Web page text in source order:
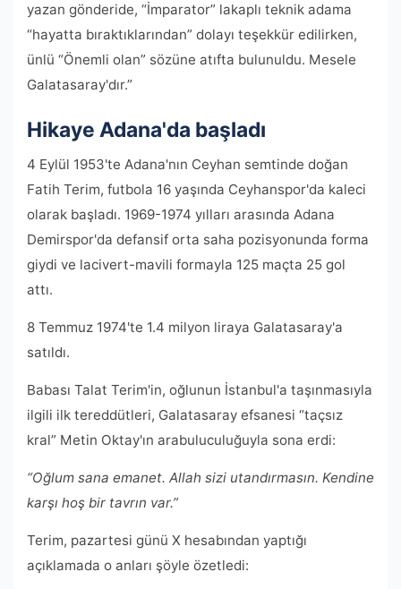
yazan gönderide, “İmparator” lakaplı teknik adama
“hayatta bıraktıklarından” dolayı teşekkür edilirken,
ünlü “Önemli olan” sözüne atıfta bulunuldu. Mesele
Galatasaray'dır.”
Hikaye Adana'da başladı
4 Eylül 1953'te Adana'nın Ceyhan semtinde doğan
Fatih Terim, futbola 16 yaşında Ceyhanspor'da kaleci
olarak başladı. 1969-1974 yılları arasında Adana
Demirspor'da defansif orta saha pozisyonunda forma
giydi ve lacivert-mavili formayla 125 maçta 25 gol
attı.
8 Temmuz 1974'te 1.4 milyon liraya Galatasaray'a
satıldı.
Babası Talat Terim'in, oğlunun İstanbul'a taşınmasıyla
ilgili ilk tereddütleri, Galatasaray efsanesi “taçsız
kral” Metin Oktay'ın arabuluculuğuyla sona erdi:
“Oğlum sana emanet. Allah sizi utandırmasın. Kendine
karşı hoş bir tavrın var.”
Terim, pazartesi günü X hesabından yaptığı
açıklamada o anları şöyle özetledi: